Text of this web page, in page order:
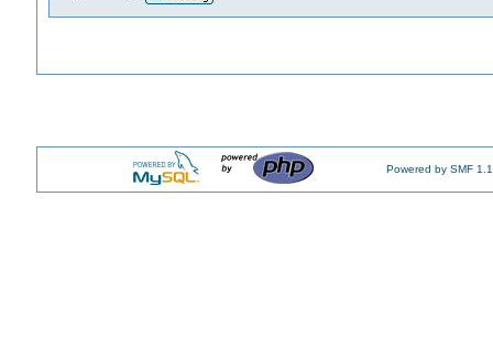
Powered by SMF